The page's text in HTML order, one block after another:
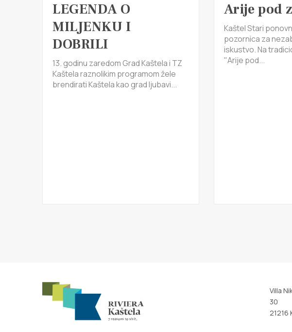
LEGENDA O
MILJENKU I
DOBRILI
13. godinu zaredom Grad Kaštela i TZ
Kaštela raznolikim programom žele
brendirati Kaštela kao grad ljubavi...
Arije pod
Kaštel Stari
pozornica za
iskustvo. Na
"Arije pod...
Villa
30
21216